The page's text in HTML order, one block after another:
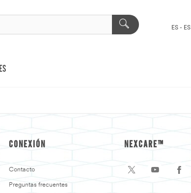
ES - ES
CONEXIÓN
Contacto
Preguntas frecuentes
NEXCARE™